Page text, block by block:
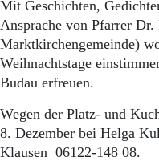
Mit Geschichten,
Ansprache von Pfarrer Dr.
Marktkirchengemeinde)
Weihnachtstage
Budau erfreuen.
Wegen der Platz- und
8. Dezember bei Helga
Klausen 06122-148 08.